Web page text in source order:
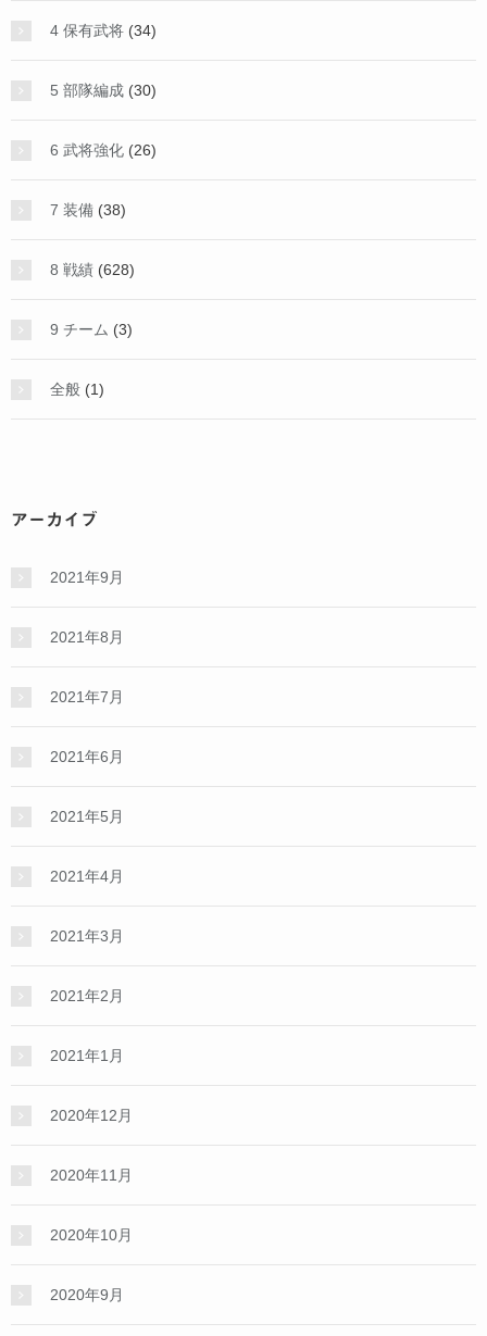
4 保有武将 (34)
5 部隊編成 (30)
6 武将強化 (26)
7 装備 (38)
8 戦績 (628)
9 チーム (3)
全般 (1)
アーカイブ
2021年9月
2021年8月
2021年7月
2021年6月
2021年5月
2021年4月
2021年3月
2021年2月
2021年1月
2020年12月
2020年11月
2020年10月
2020年9月